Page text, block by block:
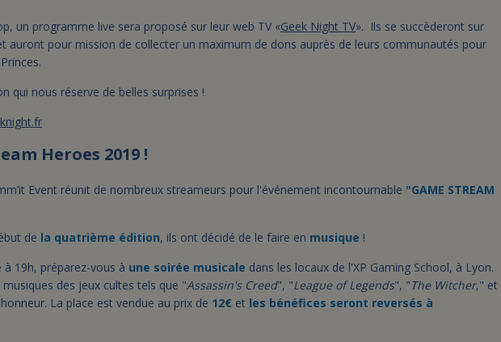
un programme live sera proposé sur leur web TV «Geek Night TV». Ils se succèderont sur
auront pour mission de collecter un maximum de dons auprès de leurs communautés pour
qui nous réserve de belles surprises !
Heroes 2019 !
Event réunit de nombreux streameurs pour l'événement incontournable "GAME STREAM
de la quatrième édition, ils ont décidé de le faire en musique !
19h, préparez-vous à une soirée musicale dans les locaux de l'XP Gaming School, à Lyon.
des jeux cultes tels que "Assassin's Creed", "League of Legends", "The Witcher," et
La place est vendue au prix de 12€ et les bénéfices seront reversés à